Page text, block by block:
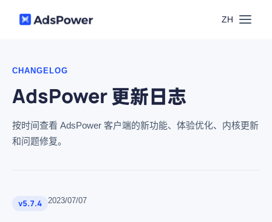
ZH
多账号管理
场景
联盟营销
资源
CHANGELOG
AdsPower 更新日志
按时间查看 AdsPower 客户端的新功能、体验优化、内核更新
和问题修复。
v5.7.4 2023/07/07